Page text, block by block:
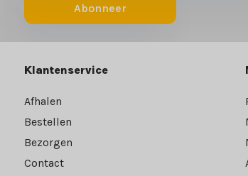
Abonneer
Klantenservice
Afhalen
Bestellen
Bezorgen
Contact